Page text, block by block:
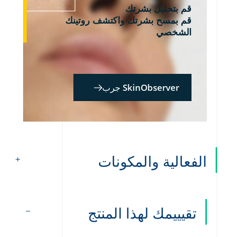
قم بتحليل بشرتك
قم بمسح بشرتك واكتشف روتينك
الشخصي
SkinObserver جرب
الفعالية والمكونات
تقيييمك لهذا المنتج